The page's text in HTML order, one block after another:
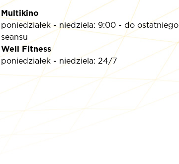
Multikino
poniedziałek - niedziela: 9:00 - do ostatniego
seansu
Well Fitness
poniedziałek - niedziela: 24/7